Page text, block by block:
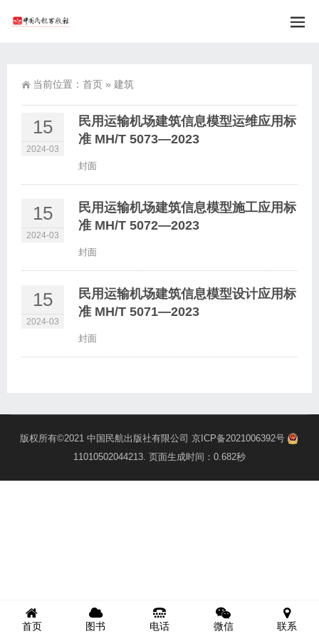
当前位置： 首页 » 建筑
15
2024-03
民用运输机场建筑信息模型运维应用标
准 MH/T 5073—2023
封面
15
2024-03
民用运输机场建筑信息模型施工应用标
准 MH/T 5072—2023
封面
15
2024-03
民用运输机场建筑信息模型设计应用标
准 MH/T 5071—2023
封面
版权所有©2021 中国民航出版社有限公司 京ICP备2021006392号
11010502044213. 页面生成时间：0.682秒
首页 图书 电话 微信 联系